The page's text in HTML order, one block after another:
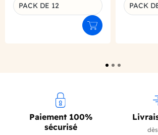
Déclinaison du produit
PACK DE 12
Ajouter au panier
PACK
Paiement 100%
sécurisé